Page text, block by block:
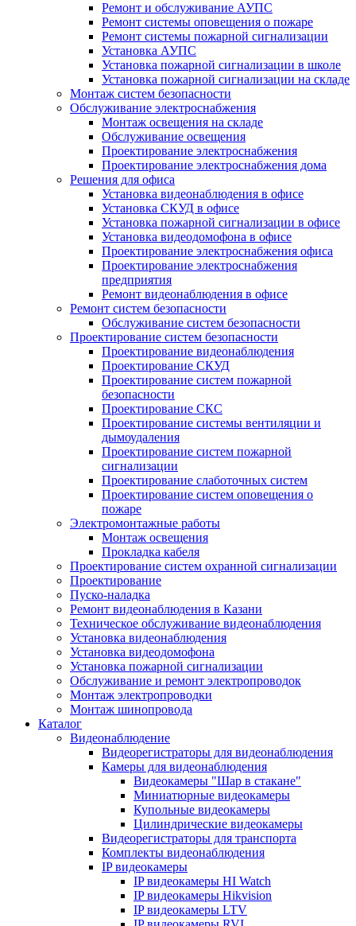
Ремонт и обслуживание АУПС
Ремонт системы оповещения о пожаре
Ремонт системы пожарной сигнализации
Установка АУПС
Установка пожарной сигнализации в школе
Установка пожарной сигнализации на складе
Монтаж систем безопасности
Обслуживание электроснабжения
Монтаж освещения на складе
Обслуживание освещения
Проектирование электроснабжения
Проектирование электроснабжения дома
Решения для офиса
Установка видеонаблюдения в офисе
Установка СКУД в офисе
Установка пожарной сигнализации в офисе
Установка видеодомофона в офисе
Проектирование электроснабжения офиса
Проектирование электроснабжения
предприятия
Ремонт видеонаблюдения в офисе
Ремонт систем безопасности
Обслуживание систем безопасности
Проектирование систем безопасности
Проектирование видеонаблюдения
Проектирование СКУД
Проектирование систем пожарной
безопасности
Проектирование СКС
Проектирование системы вентиляции и
дымоудаления
Проектирование систем пожарной
сигнализации
Проектирование слаботочных систем
Проектирование систем оповещения о
пожаре
Электромонтажные работы
Монтаж освещения
Прокладка кабеля
Проектирование систем охранной сигнализации
Проектирование
Пуско-наладка
Ремонт видеонаблюдения в Казани
Техническое обслуживание видеонаблюдения
Установка видеонаблюдения
Установка видеодомофона
Установка пожарной сигнализации
Обслуживание и ремонт электропроводок
Монтаж электропроводки
Монтаж шинопровода
Каталог
Видеонаблюдение
Видеорегистраторы для видеонаблюдения
Камеры для видеонаблюдения
Видеокамеры "Шар в стакане"
Миниатюрные видеокамеры
Купольные видеокамеры
Цилиндрические видеокамеры
Видеорегистраторы для транспорта
Комплекты видеонаблюдения
IP видеокамеры
IP видеокамеры HI Watch
IP видеокамеры Hikvision
IP видеокамеры LTV